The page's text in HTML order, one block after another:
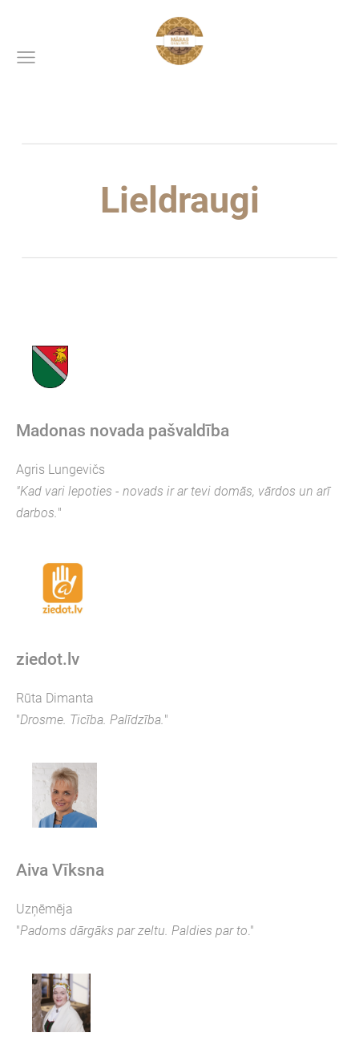
Lieldraugi
Madonas novada pašvaldība
Agris Lungevičs
"Kad vari lepoties - novads ir ar tevi domās, vārdos un arī
darbos."
ziedot.lv
Rūta Dimanta
"Drosme. Ticība. Palīdzība."
Aiva Vīksna
Uzņēmēja
"Padoms dārgāks par zeltu. Paldies par to."